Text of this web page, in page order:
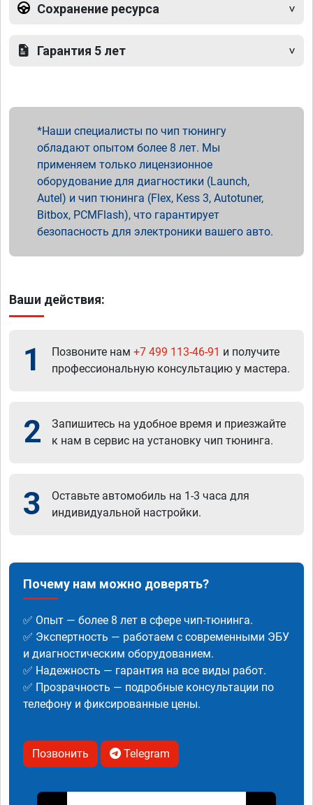
Сохранение ресурса
Гарантия 5 лет
Наши специалисты по чип тюнингу
обладают опытом более 8 лет. Мы
применяем только лицензионное
оборудование для диагностики (Launch,
Autel) и чип тюнинга (Flex, Kess 3, Autotuner,
Bitbox, PCMFlash), что гарантирует
безопасность для электроники вашего авто.
Ваши действия:
1 Позвоните нам +7 499 113-46-91 и получите
профессиональную консультацию у мастера.
2
Запишитесь на удобное время и приезжайте
к нам в сервис на установку чип тюнинга.
3
Оставьте автомобиль на 1-3 часа для
индивидуальной настройки.
Почему нам можно доверять?
✅ Опыт — более 8 лет в сфере чип-тюнинга.
✅ Экспертность — работаем с современными ЭБУ
и диагностическим оборудованием.
✅ Надежность — гарантия на все виды работ.
✅ Прозрачность — подробные консультации по
телефону и фиксированные цены.
Позвонить Telegram